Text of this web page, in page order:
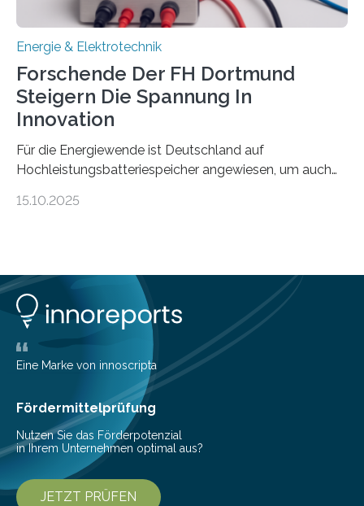
Energie & Elektrotechnik
Forschende Der FH Dortmund
Steigern Die Spannung In
Innovation
Für die Energiewende ist Deutschland auf
Hochleistungsbatteriespeicher angewiesen, um auch
Doch mit der immensen Zahl einzelner Batteriezellen,
Projekt KV-BATT diese Verluste reduzieren und
erhöhen dazu die Spannung um das Zehn- bis
Zwanzigfache. Ein kleiner Exkurs zurück in die Schulzeit:
Die elektrische Leistung beschreibt, wie viel Energie in
einer bestimmten Zeitspanne benötigt wird. Sie steht
15.10.2025
Eine Marke von innoscripta
Fördermittelprüfung
Nutzen Sie das Förderpotenzial
in Ihrem Unternehmen optimal aus?
JETZT PRÜFEN